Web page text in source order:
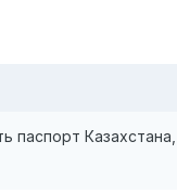
паспорт